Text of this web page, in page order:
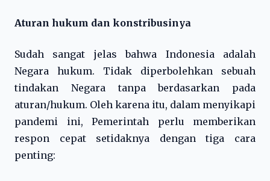
Aturan hukum dan konstribusinya
Sudah sangat jelas bahwa Indonesia adalah
Negara hukum. Tidak diperbolehkan sebuah
tindakan Negara tanpa berdasarkan pada
aturan/hukum. Oleh karena itu, dalam menyikapi
pandemi ini, Pemerintah perlu memberikan
respon cepat setidaknya dengan tiga cara
penting: